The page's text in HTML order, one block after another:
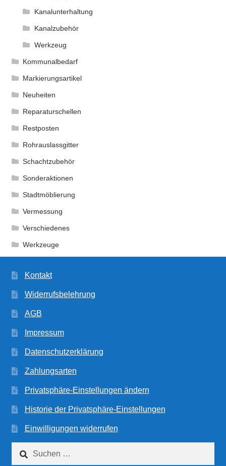
Kanalunterhaltung
Kanalzubehör
Werkzeug
Kommunalbedarf
Markierungsartikel
Neuheiten
Reparaturschellen
Restposten
Rohrauslassgitter
Schachtzubehör
Sonderaktionen
Stadtmöblierung
Vermessung
Verschiedenes
Werkzeuge
Kontakt
Widerrufsbelehrung
AGB
Impressum
Datenschutzerklärung
Zahlungsarten
Privatsphäre-Einstellungen ändern
Historie der Privatsphäre-Einstellungen
Einwilligungen widerrufen
nach: